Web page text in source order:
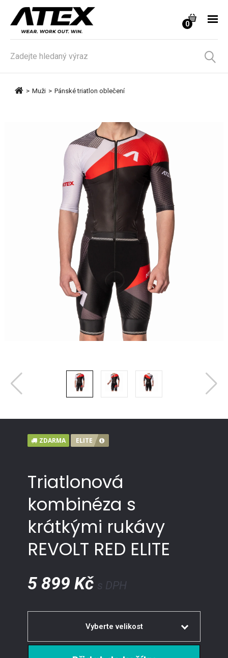
0
> Muži > Pánské triatlon oblečení
ZDARMA ELITE
Triatlonová
kombinéza s
krátkými rukávy
REVOLT RED ELITE
5 899 Kč s DPH
Vyberte velikost